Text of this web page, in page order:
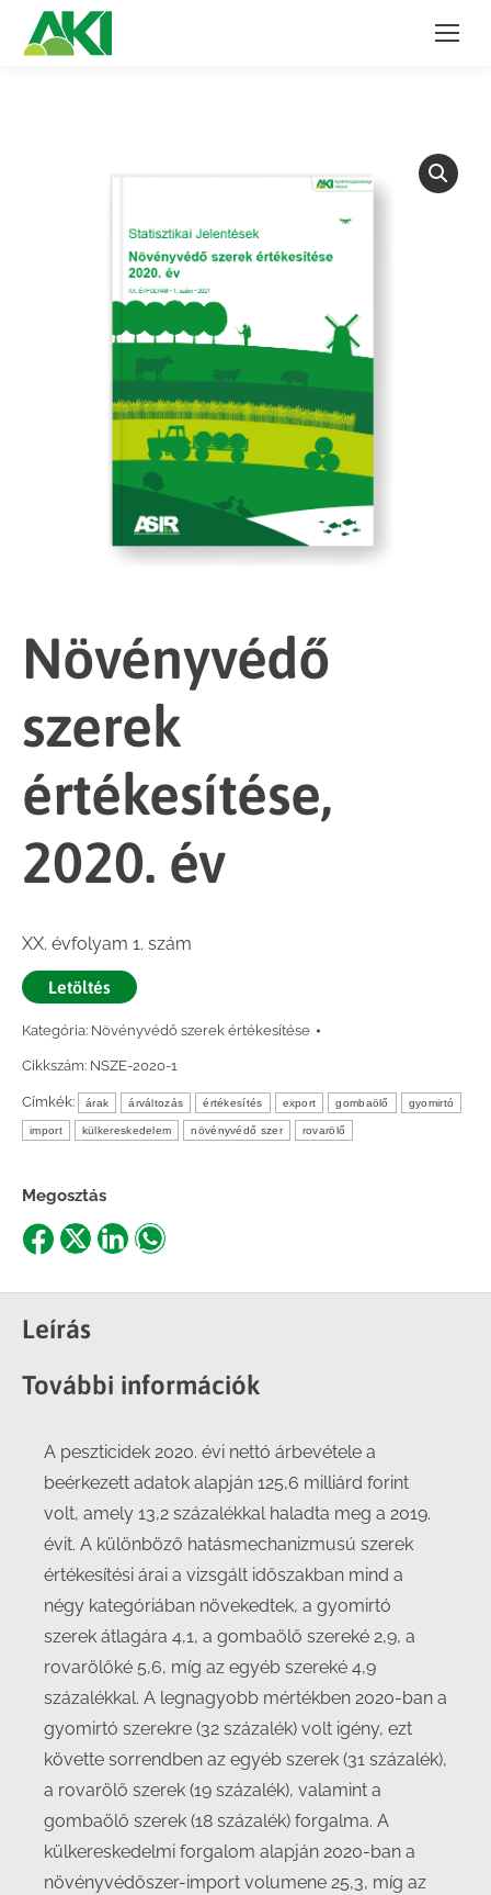
Növényvédő
szerek
értékesítése,
2020. év
XX. évfolyam 1. szám
Letöltés
Kategória: Növényvédő szerek értékesítése
Cikkszám: NSZE-2020-1
Címkék: árak árváltozás értékesítés export gombaölő gyomirtó
import külkereskedelem növényvédő szer rovarölő
Megosztás
Share
Facebook
Share
X
ShareShare
Leírás
További információk
A peszticidek 2020. évi nettó árbevétele a
beérkezett adatok alapján 125,6 milliárd forint
volt, amely 13,2 százalékkal haladta meg a 2019.
évit. A különböző hatásmechanizmusú szerek
értékesítési árai a vizsgált időszakban mind a
négy kategóriában növekedtek, a gyomirtó
szerek átlagára 4,1, a gombaölő szereké 2,9, a
rovarölőké 5,6, míg az egyéb szereké 4,9
százalékkal. A legnagyobb mértékben 2020-ban a
gyomirtó szerekre (32 százalék) volt igény, ezt
követte sorrendben az egyéb szerek (31 százalék),
a rovarölő szerek (19 százalék), valamint a
gombaölő szerek (18 százalék) forgalma. A
külkereskedelmi forgalom alapján 2020-ban a
növényvédőszer-import volumene 25,3, míg az